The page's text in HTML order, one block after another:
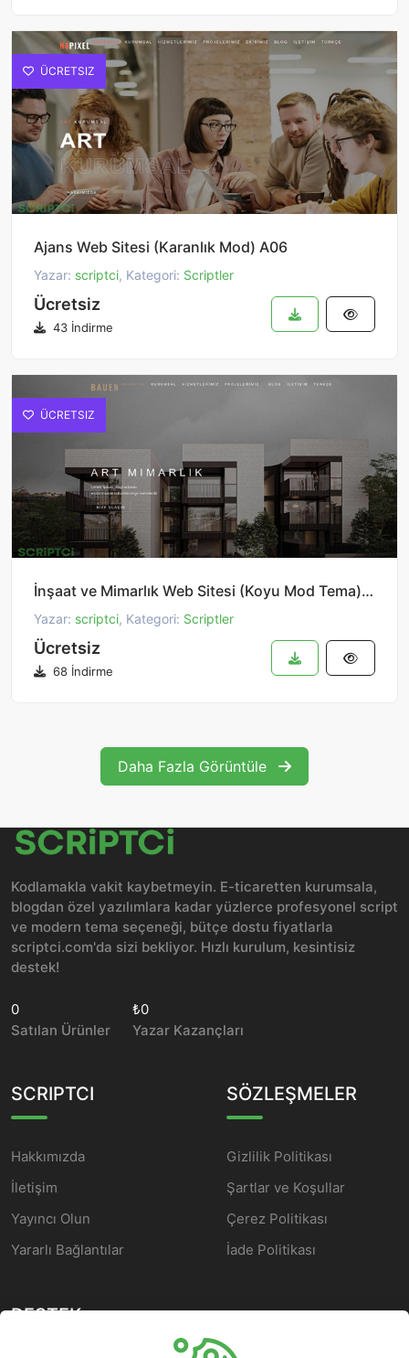
ÜCRETSIZ
Ajans Web Sitesi (Karanlık Mod) A06
Yazar: scriptci, Kategori: Scriptler
Ücretsiz
43 İndirme
ÜCRETSIZ
İnşaat ve Mimarlık Web Sitesi (Koyu Mod Tema) IM02
Yazar: scriptci, Kategori: Scriptler
Ücretsiz
68 İndirme
Daha Fazla Görüntüle
Kodlamakla vakit kaybetmeyin. E-ticaretten kurumsala,
blogdan özel yazılımlara kadar yüzlerce profesyonel script
ve modern tema seçeneği, bütçe dostu fiyatlarla
scriptci.com'da sizi bekliyor. Hızlı kurulum, kesintisiz
destek!
0
Satılan Ürünler
₺0
Yazar Kazançları
SCRIPTCI
Hakkımızda
İletişim
Yayıncı Olun
Yararlı Bağlantılar
SÖZLEŞMELER
Gizlilik Politikası
Şartlar ve Koşullar
Çerez Politikası
İade Politikası
DESTEK